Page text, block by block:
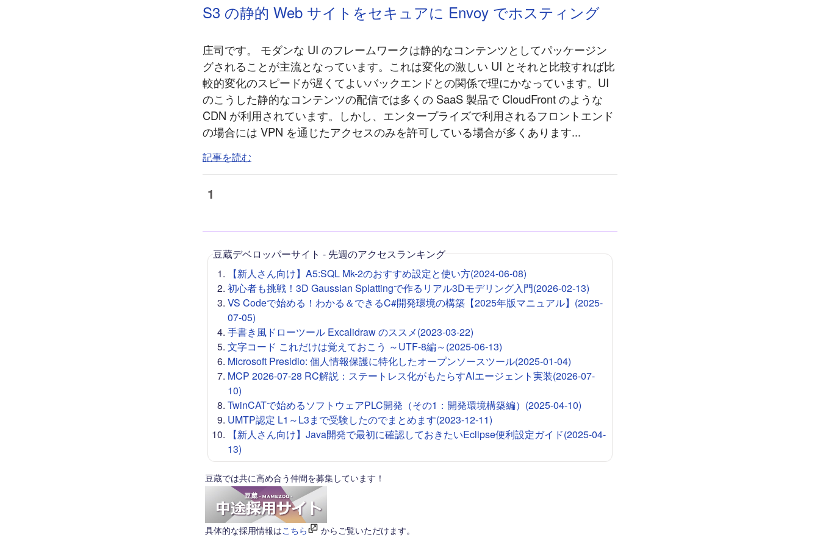
S3 の静的 Web サイトをセキュアに Envoy でホスティング
庄司です。 モダンな UI のフレームワークは静的なコンテンツとしてパッケージン
グされることが主流となっています。これは変化の激しい UI とそれと比較すれば比
較的変化のスピードが遅くてよいバックエンドとの関係で理にかなっています。UI
のこうした静的なコンテンツの配信では多くの SaaS 製品で CloudFront のような
CDN が利用されています。しかし、エンタープライズで利用されるフロントエンド
の場合には VPN を通じたアクセスのみを許可している場合が多くあります...
記事を読む
1
豆蔵デベロッパーサイト - 先週のアクセスランキング
【新人さん向け】A5:SQL Mk-2のおすすめ設定と使い方(2024-06-08)
初心者も挑戦！3D Gaussian Splattingで作るリアル3Dモデリング入門(2026-02-13)
VS Codeで始める！わかる＆できるC#開発環境の構築【2025年版マニュアル】(2025-
07-05)
手書き風ドローツール Excalidraw のススメ(2023-03-22)
文字コード これだけは覚えておこう ～UTF-8編～(2025-06-13)
Microsoft Presidio: 個人情報保護に特化したオープンソースツール(2025-01-04)
MCP 2026-07-28 RC解説：ステートレス化がもたらすAIエージェント実装(2026-07-
10)
TwinCATで始めるソフトウェアPLC開発（その1：開発環境構築編）(2025-04-10)
UMTP認定 L1～L3まで受験したのでまとめます(2023-12-11)
【新人さん向け】Java開発で最初に確認しておきたいEclipse便利設定ガイド(2025-04-
13)
豆蔵では共に高め合う仲間を募集しています！
具体的な採用情報はこちら からご覧いただけます。